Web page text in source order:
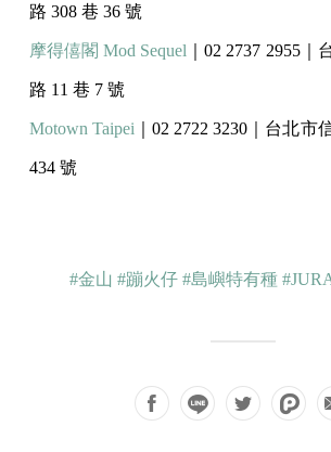
路 308 巷 36 號
摩得僖閣 Mod Sequel ｜02 2737 2955
路 11 巷 7 號
Motown Taipei ｜02 2722 3230｜台北
434 號
#金山 #蹦火仔 #島嶼特有種